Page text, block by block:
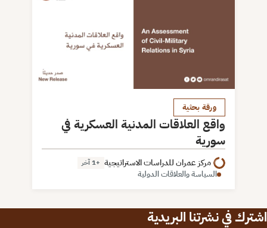
ورقة بحثية
واقع العلاقات المدنية العسكرية في
سورية
مركز عمران للدراسات الاستراتيجية +1 آخر
السياسة والعلاقات الدولية
اشترك في نشرتنا البريدية